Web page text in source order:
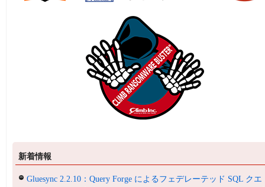
新着情報
Gluesync 2.2.10：Query Forge によるフェデレーテッド SQL クエ